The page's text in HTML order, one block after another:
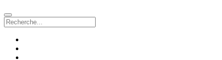
Recherche